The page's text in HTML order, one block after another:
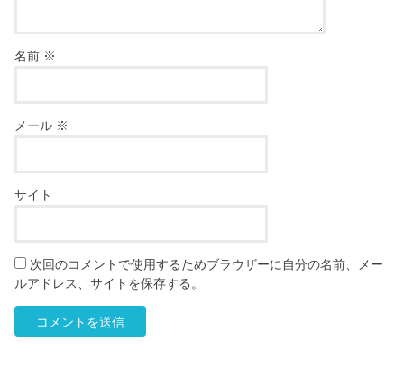
名前 ※
メール ※
サイト
次回のコメントで使用するためブラウザーに自分の名前、メー
ルアドレス、サイトを保存する。